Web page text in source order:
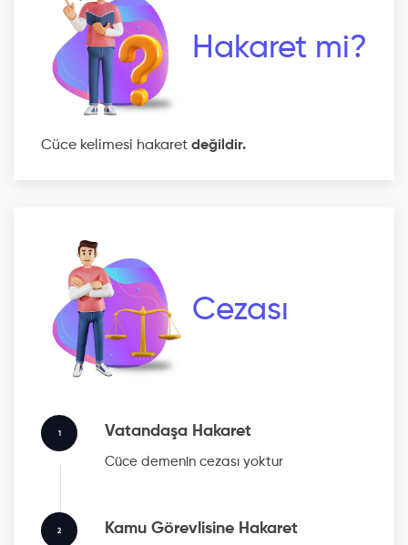
Hakaret mi?
Cüce kelimesi hakaret değildir.
Cezası
1 Vatandaşa Hakaret
Cüce demenin cezası yoktur
2 Kamu Görevlisine Hakaret